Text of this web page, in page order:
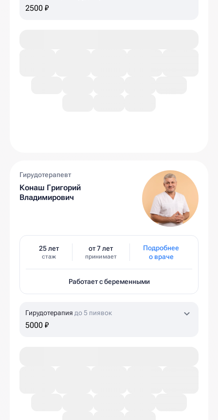
2500 ₽
Гирудотерапевт
Конаш Григорий
Владимирович
25 лет
стаж
от 7 лет
принимает
Подробнее
о враче
Работает с беременными
Гирудотерапия до 5 пиявок
5000 ₽